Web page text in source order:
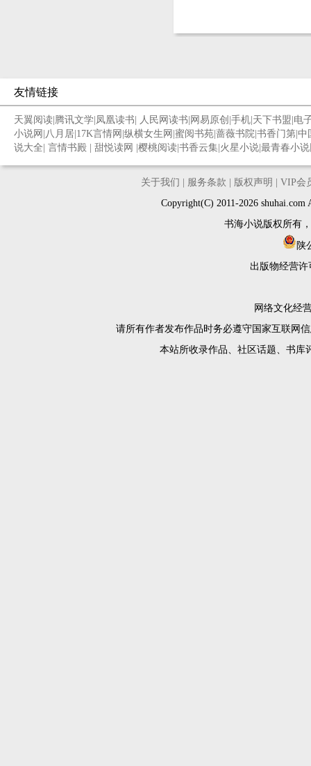
友情链接
天翼阅读 腾讯文学 凤凰读书 人民网读书 网易原创 手机 天下书盟 电
小说网 八月居 17K言情网 纵横女生网 蜜阅书苑 蔷薇书院 书香门第 中
说大全 言情书殿 甜悦读网 樱桃阅读 书香云集 火星小说 最青春小
关于我们 服务条款 版权声明
VIP会
Copyright(C) 2011-2026
书海小说版权所有
陕
出版物经营许
网络文化经
请所有作者发布作品时务必遵守国家互联网
本站所收录作品、社区话题、书库